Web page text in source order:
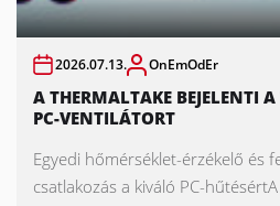
2026.07.13. OnEmOdEr
A THERMALTAKE BEJELENTI
PC-VENTILÁTORT
Egyedi hőmérséklet-érzékelő és
csatlakozás a kiváló PC-